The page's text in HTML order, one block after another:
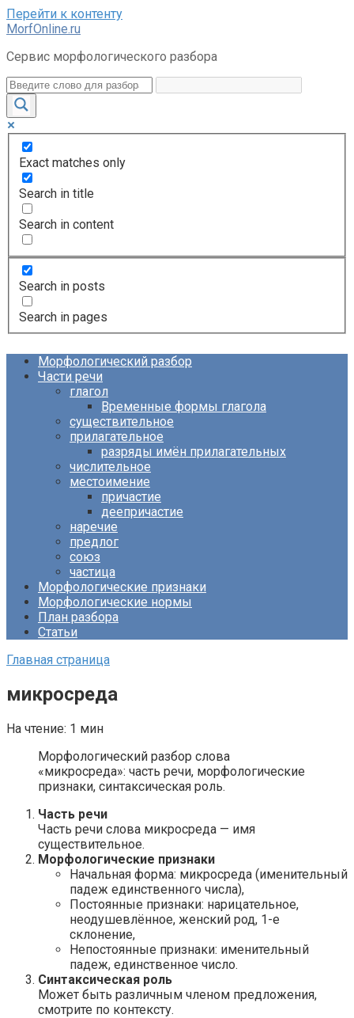
Перейти к контенту
MorfOnline.ru
Сервис морфологического разбора
Exact matches only
Search in title
Search in content
Search in posts
Search in pages
Морфологический разбор
Части речи
глагол
Временные формы глагола
существительное
прилагательное
разряды имён прилагательных
числительное
местоимение
причастие
деепричастие
наречие
предлог
союз
частица
Морфологические признаки
Морфологические нормы
План разбора
Статьи
Главная страница
микросреда
На чтение: 1 мин
Морфологический разбор слова
«микросреда»: часть речи, морфологические
признаки, синтаксическая роль.
Часть речи
Часть речи слова микросреда — имя
существительное.
Морфологические признаки
Начальная форма: микросреда (именительный
падеж единственного числа),
Постоянные признаки: нарицательное,
неодушевлённое, женский род, 1-е
склонение,
Непостоянные признаки: именительный
падеж, единственное число.
Синтаксическая роль
Может быть различным членом предложения,
смотрите по контексту.